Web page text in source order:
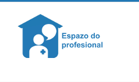
Skip
content